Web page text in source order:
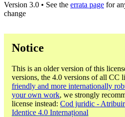
Version 3.0 • See the errata page for
change
Notice
This is an older version of this
versions, the 4.0 versions of all CC
friendly and more internationally
your own work, we strongly
license instead: Cod juridic -
Identice 4.0 Internațional